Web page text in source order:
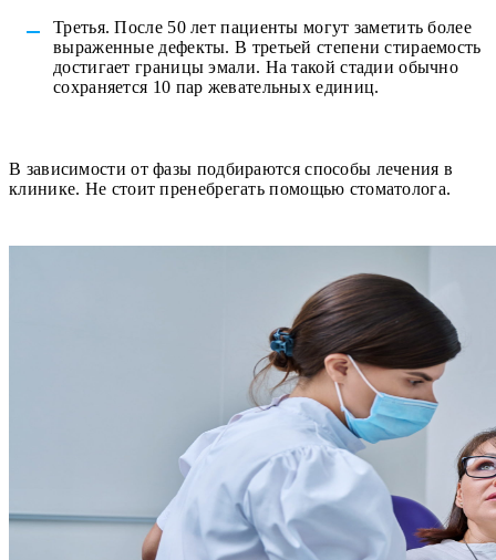
Третья. После 50 лет пациенты могут заметить более
выраженные дефекты. В третьей степени стираемость
достигает границы эмали. На такой стадии обычно
сохраняется 10 пар жевательных единиц.
В зависимости от фазы подбираются способы лечения в
клинике. Не стоит пренебрегать помощью стоматолога.